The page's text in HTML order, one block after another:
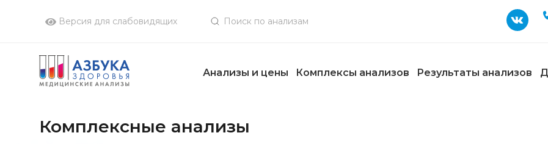
Версия для слабовидящих
Анализы и цены Комплексы анализов Результаты анализов
Комплексные анализы